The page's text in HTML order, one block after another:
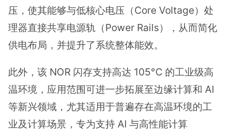
压，使其能够与低核心电压（Core Voltage）处
理器直接共享电源轨（Power Rails），从而简化
供电布局，并提升了系统整体能效。
此外，该 NOR 闪存支持高达 105°C 的工业级高
温环境，应用范围可进一步拓展至边缘计算和 AI
等新兴领域，尤其适用于普遍存在高温环境的工
业及计算场景，专为支持 AI 与高性能计算